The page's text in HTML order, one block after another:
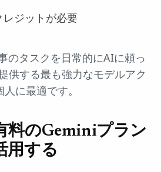
ジットが必要
のタスクを日常的にAIに頼っ
供する最も強力なモデルアク
に最適です。
料のGeminiプラン
用する